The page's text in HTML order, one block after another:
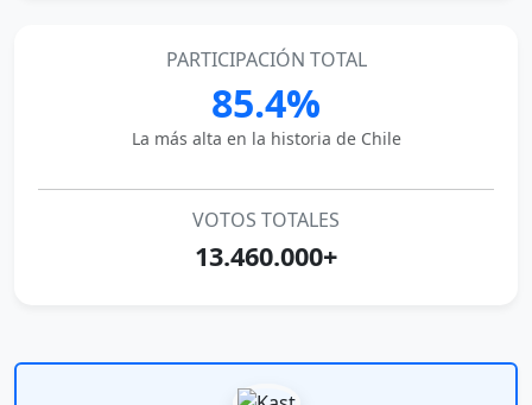
PARTICIPACIÓN TOTAL
85.4%
La más alta en la historia de Chile
VOTOS TOTALES
13.460.000+